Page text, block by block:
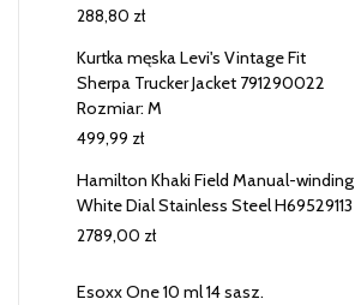
288,80 zł
Kurtka męska Levi's Vintage Fit
Sherpa Trucker Jacket 791290022
Rozmiar: M
499,99 zł
Hamilton Khaki Field Manual-winding
White Dial Stainless Steel H69529113
2789,00 zł
Esoxx One 10 ml 14 sasz.